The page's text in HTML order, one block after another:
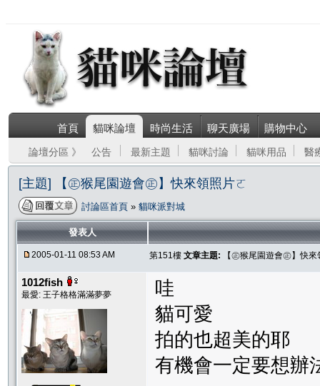
首頁 貓咪論壇 時尚生活 聊天廣場 購物中心
論壇分區 》 公告 最新主題 貓咪討論 貓咪用品 醫
[主題] 【㊣猴尾園遊會㊣】快來領照片ㄛ
討論區首頁 » 貓咪派對城
發表人
2005-01-11 08:53 AM 第151樓 文章主題: 【㊣猴尾園遊會㊣】快
1012fish
最愛: 王子格格滿滿夢夢
哇
貓可愛
拍的也超美的耶
有機會一定要想辦